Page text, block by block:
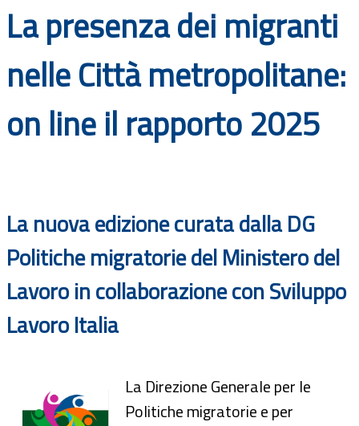
Bandi
Guide
La presenza dei migranti
nelle Città metropolitane:
on line il rapporto 2025
La nuova edizione curata dalla DG
Politiche migratorie del Ministero del
Lavoro in collaborazione con Sviluppo
Lavoro Italia
La Direzione Generale per le
Politiche migratorie e per